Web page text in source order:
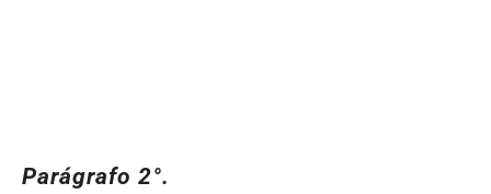
Parágrafo 2°.